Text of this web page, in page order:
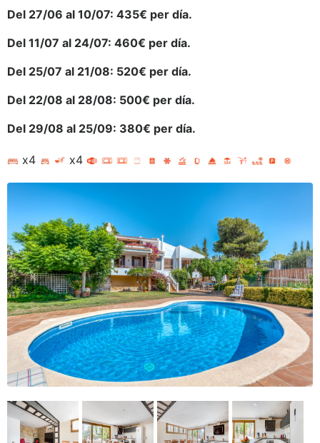
Del 27/06 al 10/07: 435€ per día.
Del 11/07 al 24/07: 460€ per día.
Del 25/07 al 21/08: 520€ per día.
Del 22/08 al 28/08: 500€ per día.
Del 29/08 al 25/09: 380€ per día.
x4 x4